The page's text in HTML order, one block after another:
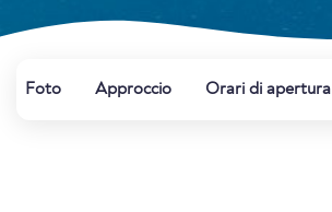
Foto Approccio Orari di apertura